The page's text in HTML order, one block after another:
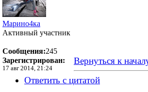
Марино4ка
Активный участник
Сообщения:245
Зарегистрирован:
17 авг 2014, 21:24
Вернуться к
Ответить с цитатой